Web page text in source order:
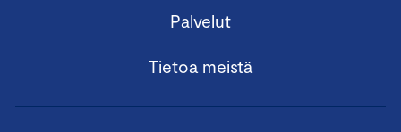
Palvelut
Tietoa meistä